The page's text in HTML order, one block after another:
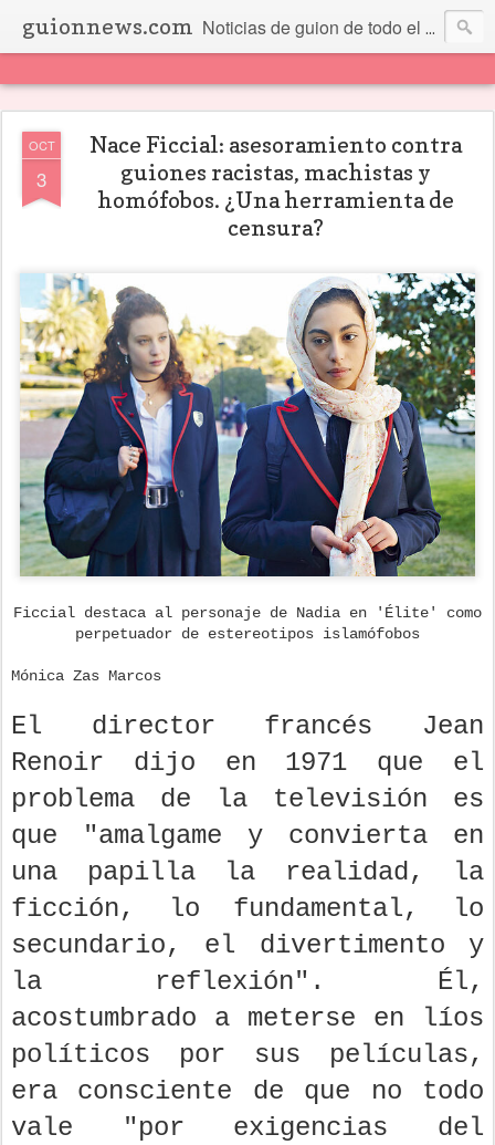
guionnews.com Noticias de guion de todo el mundo... Y más.
OCT
3
Nace Ficcial: asesoramiento contra
guiones racistas, machistas y
homófobos. ¿Una herramienta de
censura?
Ficcial destaca al personaje de Nadia en 'Élite' como
perpetuador de estereotipos islamófobos
Mónica Zas Marcos
El director francés Jean
Renoir dijo en 1971 que el
problema de la televisión es
que "amalgame y convierta en
una papilla la realidad, la
ficción, lo fundamental, lo
secundario, el divertimento y
la reflexión". Él,
acostumbrado a meterse en líos
políticos por sus películas,
era consciente de que no todo
vale "por exigencias del